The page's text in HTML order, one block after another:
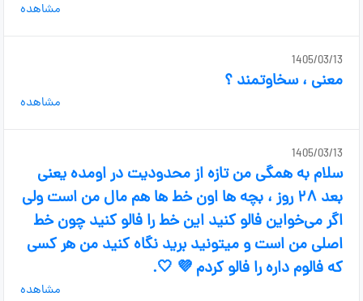
مشاهده
1405/03/13
معنی ، سخاوتمند ؟
مشاهده
1405/03/13
سلام به همگی من تازه از محدودیت در اومده یعنی
بعد ۲۸ روز ، بچه ها اون خط ها هم مال من است ولی
اگر می‌خواین فالو کنید این خط را فالو کنید چون خط
اصلی من است و میتونید برید نگاه کنید من هر کسی
که فالوم داره را فالو کردم 💜 🤍.
مشاهده